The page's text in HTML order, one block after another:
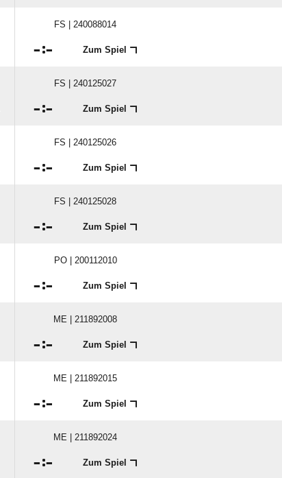
FS | 240088014
: Zum Spiel
FS | 240125027
: Zum Spiel
FS | 240125026
: Zum Spiel
FS | 240125028
: Zum Spiel
PO | 200112010
: Zum Spiel
ME | 211892008
: Zum Spiel
ME | 211892015
: Zum Spiel
ME | 211892024
: Zum Spiel